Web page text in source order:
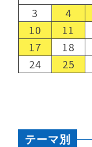
3
4
10
11
17
18
24
25
テーマ別